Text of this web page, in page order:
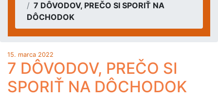
7 DÔVODOV, PREČO SI SPORIŤ NA
DÔCHODOK
15. marca 2022
7 DÔVODOV, PREČO SI
SPORIŤ NA DÔCHODOK